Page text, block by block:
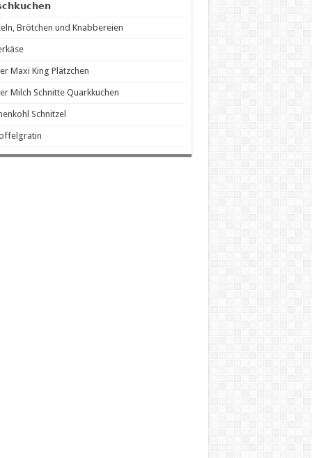
Brötchen und Knabbereien
Maxi King Plätzchen
Milch Schnitte Quarkkuchen
Schnitzel